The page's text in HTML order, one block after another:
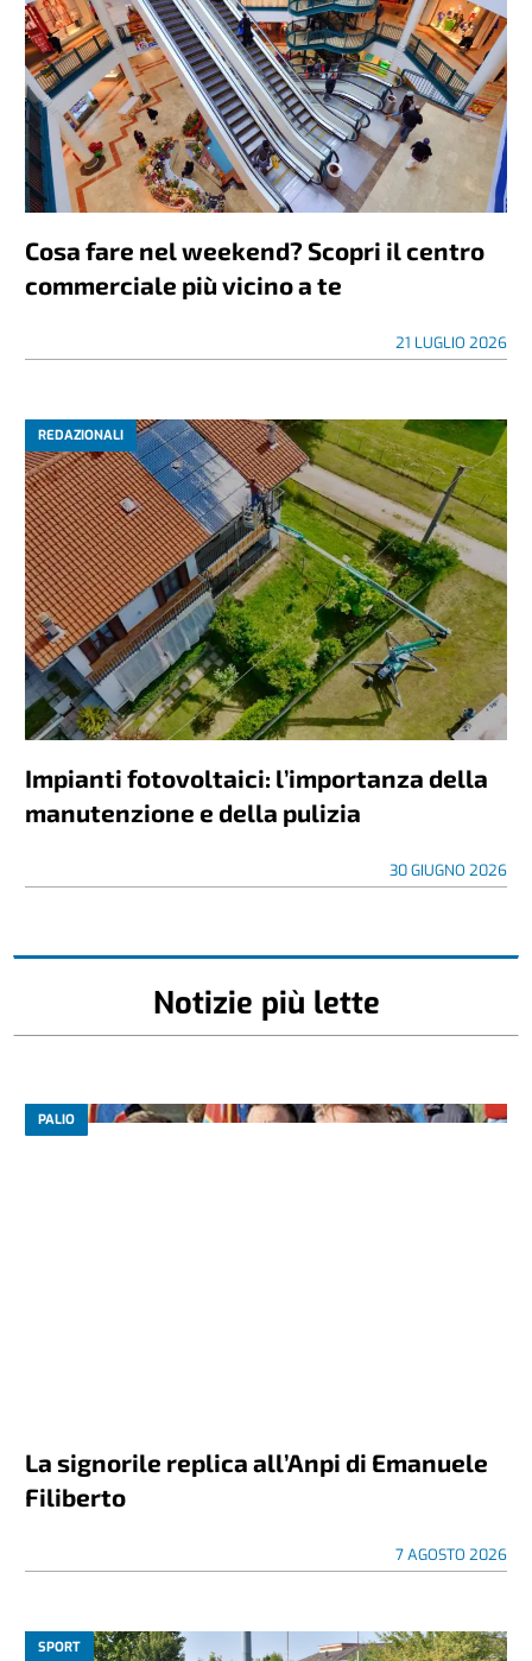
Cosa fare nel weekend? Scopri il centro
commerciale più vicino a te
21 LUGLIO 2026
REDAZIONALI
Impianti fotovoltaici: l’importanza della
manutenzione e della pulizia
30 GIUGNO 2026
Notizie più lette
PALIO
La signorile replica all’Anpi di Emanuele
Filiberto
7 AGOSTO 2026
SPORT